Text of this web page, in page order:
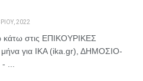
2022
στις ΕΠΙΚΟΥΡΙΚΕΣ
για ΙΚΑ (ika.gr), ΔΗΜΟΣΙΟ-
...